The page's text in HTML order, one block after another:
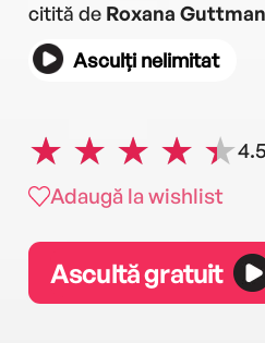
citită de Roxana
Asculți nelimitat
4.5
Adaugă la wishlist
Ascultă gratuit